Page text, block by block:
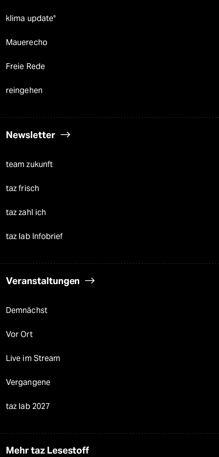
klima update°
Mauerecho
Freie Rede
reingehen
Newsletter
team zukunft
taz frisch
taz zahl ich
taz lab Infobrief
Veranstaltungen
Demnächst
Vor Ort
Live im Stream
Vergangene
taz lab 2027
Mehr taz Lesestoff